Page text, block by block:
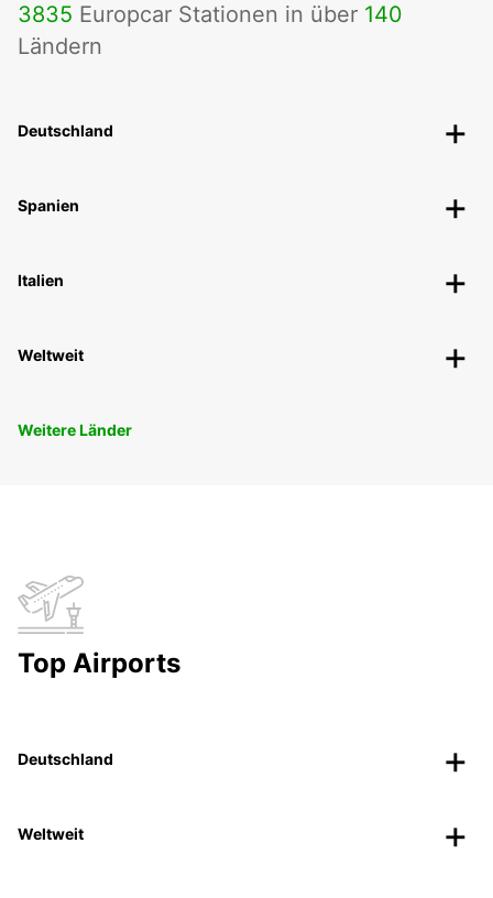
3835 Europcar Stationen in über 140
Ländern
Deutschland
Spanien
Italien
Weltweit
Weitere Länder
Top Airports
Deutschland
Weltweit